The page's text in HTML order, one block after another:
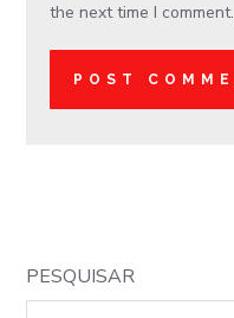
the next time I comment.
PESQUISAR